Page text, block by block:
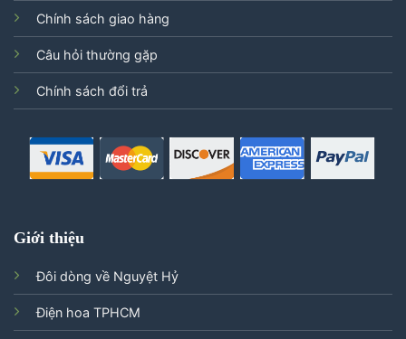
Chính sách giao hàng
Câu hỏi thường gặp
Chính sách đổi trả
Giới thiệu
Đôi dòng về Nguyệt Hỷ
Điện hoa TPHCM